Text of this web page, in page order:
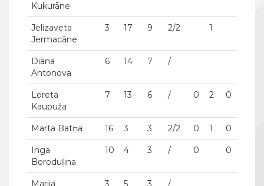
Kukurāne
Jelizaveta
Jermacāne
3 17 9 2/2 1
Diāna
Antonova
6 14 7 /
Loreta
Kaupuža
7 13 6 / 0 2 0
Marta Batņa 16 3 3 2/2 0 1 0
Inga
Boroduļina
10 4 3 / 0 0
Marija
3 5 3 /